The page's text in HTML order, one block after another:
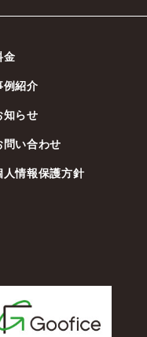
金
例紹介
知らせ
問い合わせ
人情報保護方針